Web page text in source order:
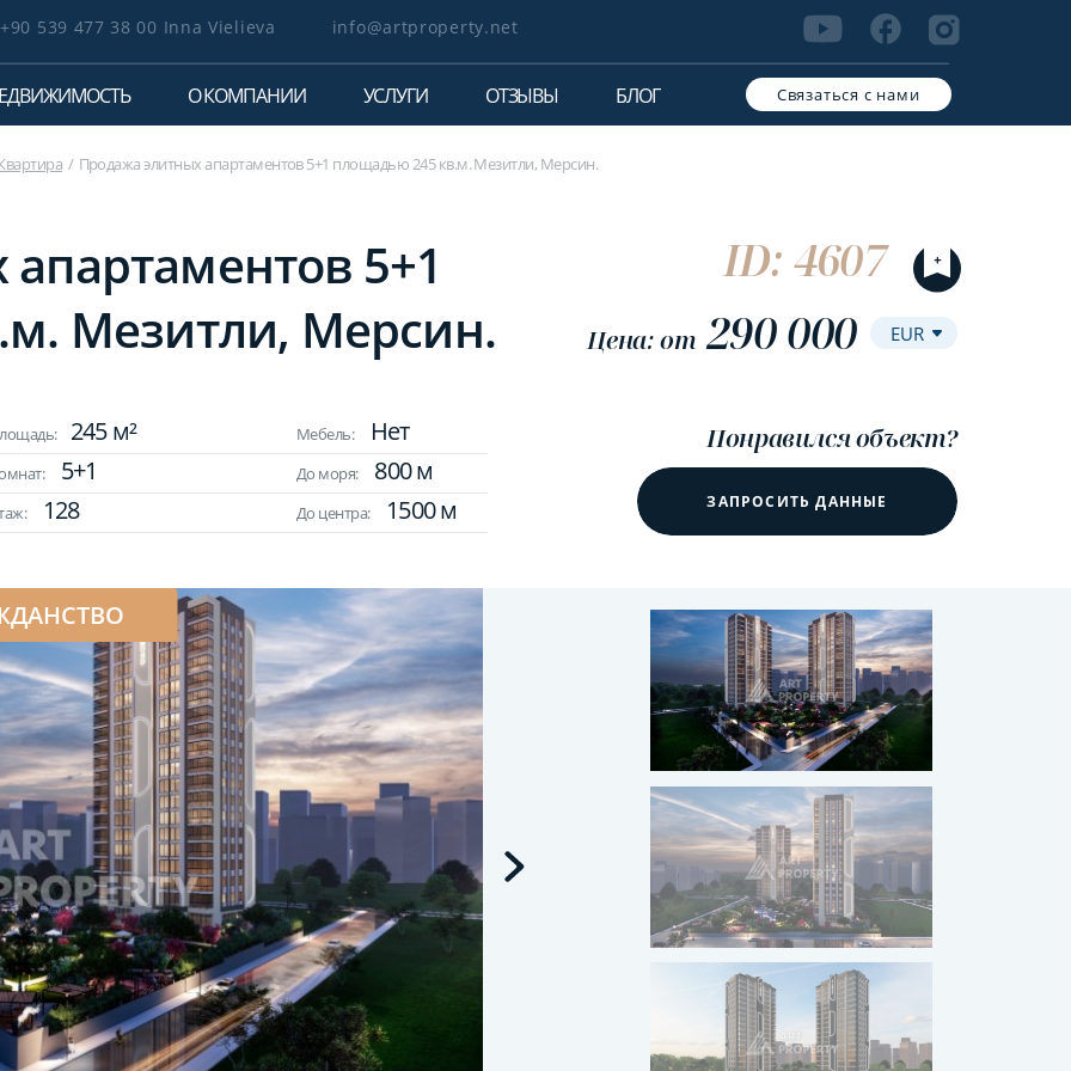
+90 539 477 38 00 Inna Vielieva info@artproperty.net
О КОМПАНИИ УСЛУГИ ОТЗЫВЫ БЛОГ Связаться с нами
Продажа элитных апартаментов 5+1 площадью 245 кв.м. Мезитли, Мерсин.
5+1
Мезитли, Мерсин.
ID: 4607
Цена: от 290 000
245 м² Мебель: Нет
5+1 До моря: 800 м
128 До центра: 1500 м
Понравился объект?
ЗАПРОСИТЬ ДАННЫЕ
ГРАЖДАНСТВО